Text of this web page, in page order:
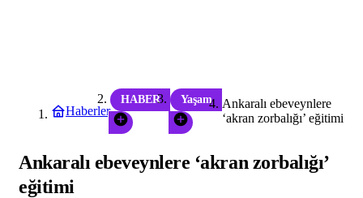
Haberler
HABER Yaşam
Ankaralı ebeveynlere
‘akran zorbalığı’ eğitimi
Ankaralı ebeveynlere ‘akran zorbalığı’
eğitimi